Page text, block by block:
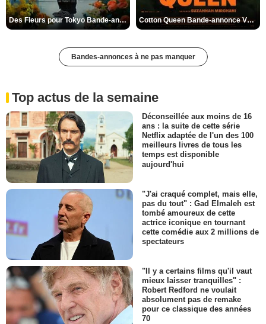
Des Fleurs pour Tokyo Bande-annonce VO STFR Cotton Queen Bande-annonce VO STFR
Bandes-annonces à ne pas manquer
Top actus de la semaine
Déconseillée aux moins de 16
ans : la suite de cette série
Netflix adaptée de l'un des 100
meilleurs livres de tous les
temps est disponible
aujourd'hui
"J'ai craqué complet, mais elle,
pas du tout" : Gad Elmaleh est
tombé amoureux de cette
actrice iconique en tournant
cette comédie aux 2 millions de
spectateurs
"Il y a certains films qu'il vaut
mieux laisser tranquilles" :
Robert Redford ne voulait
absolument pas de remake
pour ce classique des années
70